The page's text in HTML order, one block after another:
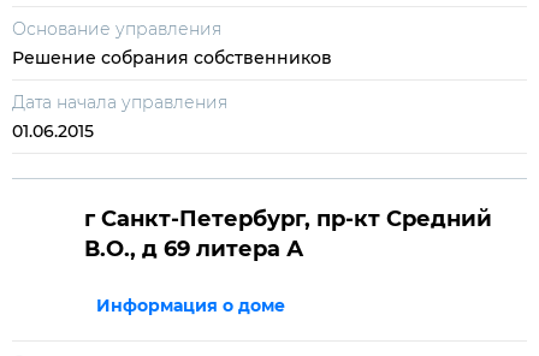
Основание управления
Решение собрания собственников
Дата начала управления
01.06.2015
г Санкт-Петербург, пр-кт Средний
В.О., д 69 литера А
Информация о доме